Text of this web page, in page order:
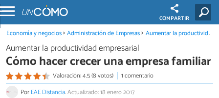
COMPARTIR
Economía y negocios Administración de Empresas Aumentar la productividad empresarial
Aumentar la productividad empresarial
Cómo hacer crecer una empresa familiar
Valoración: 4.5 (8 votos)
1 comentario
PorEAE Distancia.Actualizado: 18 enero 2017